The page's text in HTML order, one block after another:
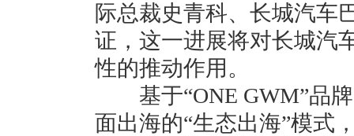
际总裁史青科、长城汽车
证，这一进展将对长城汽
性的推动作用。
基于“ONE GWM”品牌
面出海的“生态出海”模式